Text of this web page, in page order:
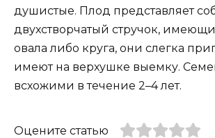
душистые. Плод представляет
двухстворчатый стручок,
овала либо круга, они слегка
имеют на верхушке выемку.
всхожими в течение 2–4 лет.
Оцените статью